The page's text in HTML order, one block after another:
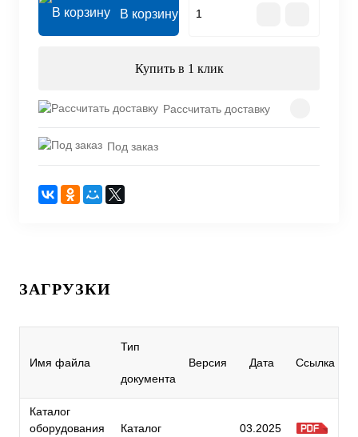
В корзину
Купить в 1 клик
Рассчитать доставку
Под заказ
ЗАГРУЗКИ
Имя файла
Тип
документа
Версия Дата Ссылка
Каталог
оборудования
Каталог 03.2025